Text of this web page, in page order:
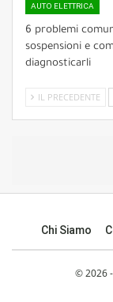
AUTO ELETTRICA
6 problemi
sospensioni e
diagnosticarli
IL PRECEDENTE
Chi Siamo
© 2026